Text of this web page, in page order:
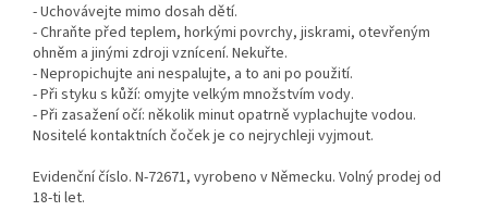
- Uchovávejte mimo dosah dětí.
- Chraňte před teplem, horkými povrchy, jiskrami, otevřeným
ohněm a jinými zdroji vznícení. Nekuřte.
- Nepropichujte ani nespalujte, a to ani po použití.
- Při styku s kůží: omyjte velkým množstvím vody.
- Při zasažení očí: několik minut opatrně vyplachujte vodou.
Nositelé kontaktních čoček je co nejrychleji vyjmout.
Evidenční číslo. N-72671, vyrobeno v Německu. Volný prodej od
18-ti let.